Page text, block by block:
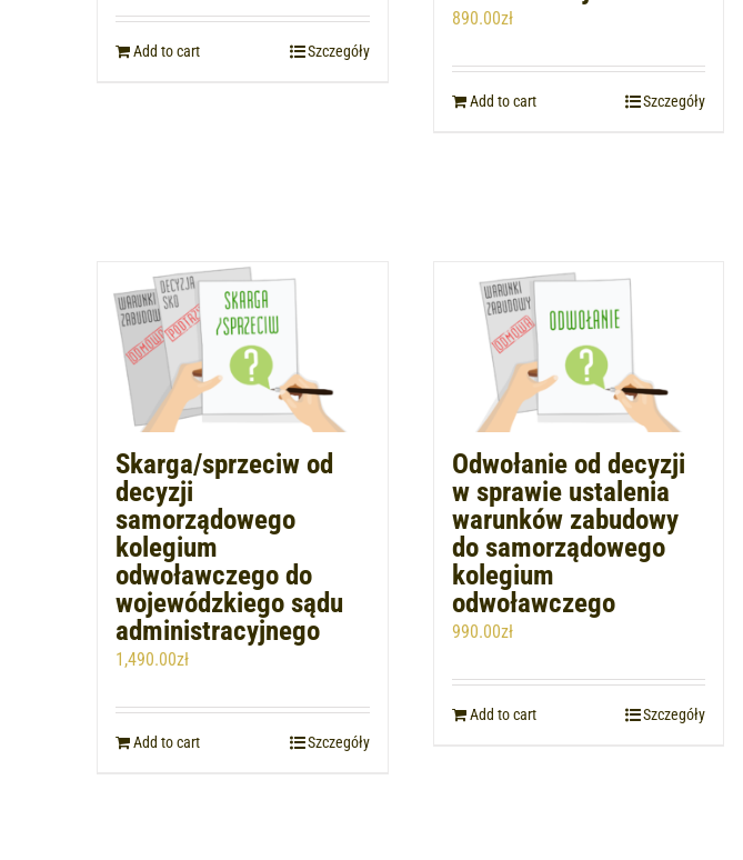
Add to cart Szczegóły
890.00zł
Add to cart Szczegóły
Skarga/sprzeciw od
decyzji
samorządowego
kolegium
odwoławczego do
wojewódzkiego sądu
administracyjnego
1,490.00zł
Add to cart Szczegóły
Odwołanie od decyzji
w sprawie ustalenia
warunków zabudowy
do samorządowego
kolegium
odwoławczego
990.00zł
Add to cart Szczegóły